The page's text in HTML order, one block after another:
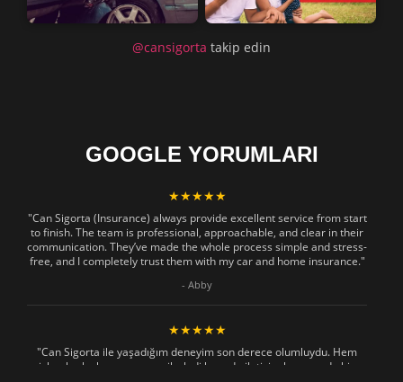
@cansigorta takip edin
GOOGLE YORUMLARI
★★★★★
"Can Sigorta (Insurance) always provide excellent service from start
to finish. The team is professional, approachable, and clear in their
communication. They’ve made the whole process simple and stress-
free, and I completely trust them with my car and home insurance."
- Abby
★★★★★
"Can Sigorta ile yaşadığım deneyim son derece olumluydu. Hem
işlemler hızlı ve sorunsuz ilerledi hem de iletişim konusunda hiç